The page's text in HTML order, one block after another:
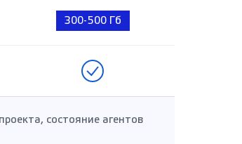
300-500 Гб
состояние агентов